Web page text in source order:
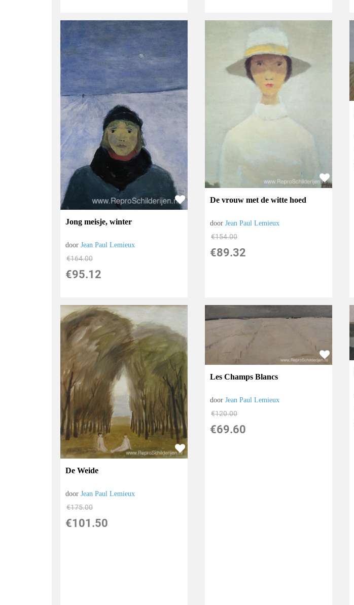
Jong meisje, winter
doorJean Paul Lemieux
€164.00
€95.12
De vrouw met de witte hoed
doorJean Paul Lemieux
€154.00
€89.32
De Weide
doorJean Paul Lemieux
€175.00
€101.50
Les Champs Blancs
doorJean Paul Lemieux
€120.00
€69.60